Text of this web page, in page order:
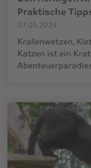
Praktische
07.05.2024
Krallenwetzen,
Katzen ist ein